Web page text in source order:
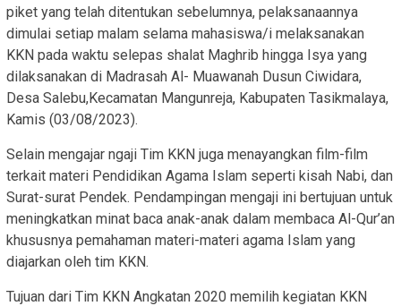
piket yang telah ditentukan sebelumnya, pelaksanaannya
dimulai setiap malam selama mahasiswa/i melaksanakan
KKN pada waktu selepas shalat Maghrib hingga Isya yang
dilaksanakan di Madrasah Al- Muawanah Dusun Ciwidara,
Desa Salebu,Kecamatan Mangunreja, Kabupaten Tasikmalaya,
Kamis (03/08/2023).
Selain mengajar ngaji Tim KKN juga menayangkan film-film
terkait materi Pendidikan Agama Islam seperti kisah Nabi, dan
Surat-surat Pendek. Pendampingan mengaji ini bertujuan untuk
meningkatkan minat baca anak-anak dalam membaca Al-Qur’an
khususnya pemahaman materi-materi agama Islam yang
diajarkan oleh tim KKN.
Tujuan dari Tim KKN Angkatan 2020 memilih kegiatan KKN